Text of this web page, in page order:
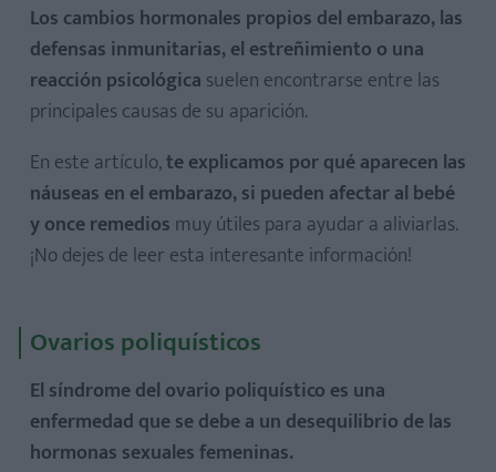
Los cambios hormonales propios del embarazo, las
defensas inmunitarias, el estreñimiento o una
reacción psicológica suelen encontrarse entre las
principales causas de su aparición.
En este artículo,te explicamos por qué aparecen las
náuseas en el embarazo, si pueden afectar al bebé
y once remedios muy útiles para ayudar a aliviarlas.
¡No dejes de leer esta interesante información!
Ovarios poliquísticos
El síndrome del ovario poliquístico es una
enfermedad que se debe a un desequilibrio de las
hormonas sexuales femeninas.